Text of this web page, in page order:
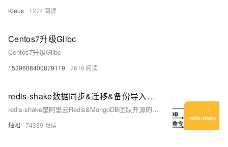
Klaus 1274
Centos7升级Glibc
Centos7升级Glibc
1539608400879119 2616
redis-shake数据同步&迁移&备份导入导出工具使用介绍
redis-shake是阿里云Redis&MongoDB团队开源的用于redis数据同步的工具。
烛昭 74339